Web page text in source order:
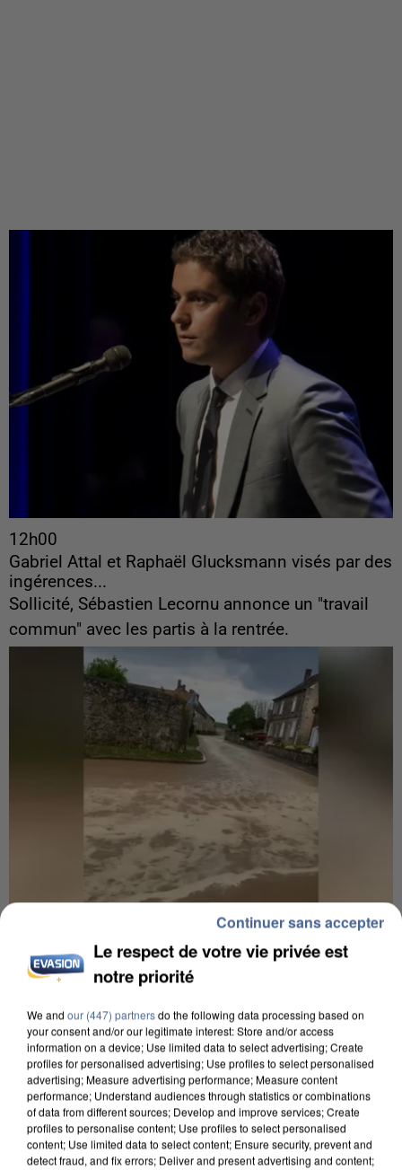
12h00
Gabriel Attal et Raphaël Glucksmann visés par des
ingérences...
Sollicité, Sébastien Lecornu annonce un "travail
commun" avec les partis à la rentrée.
7h56
Une touriste de l’Oise emportée par une coulée de
Son corps a été retrouvé à cinq kilomètres de là.
Le respect de votre vie privée est
notre priorité
We and our (447) partnersdo the following data processing based on
your consent and/or our legitimate interest: Store and/or access
information on a device; Use limited data to select advertising; Create
profiles for personalised advertising; Use profiles to select personalised
advertising; Measure advertising performance; Measure content
performance; Understand audiences through statistics or combinations
of data from different sources; Develop and improve services; Create
profiles to personalise content; Use profiles to select personalised
content; Use limited data to select content; Ensure security, prevent and
detect fraud, and fix errors; Deliver and present advertising and content;
Continuer sans accepter